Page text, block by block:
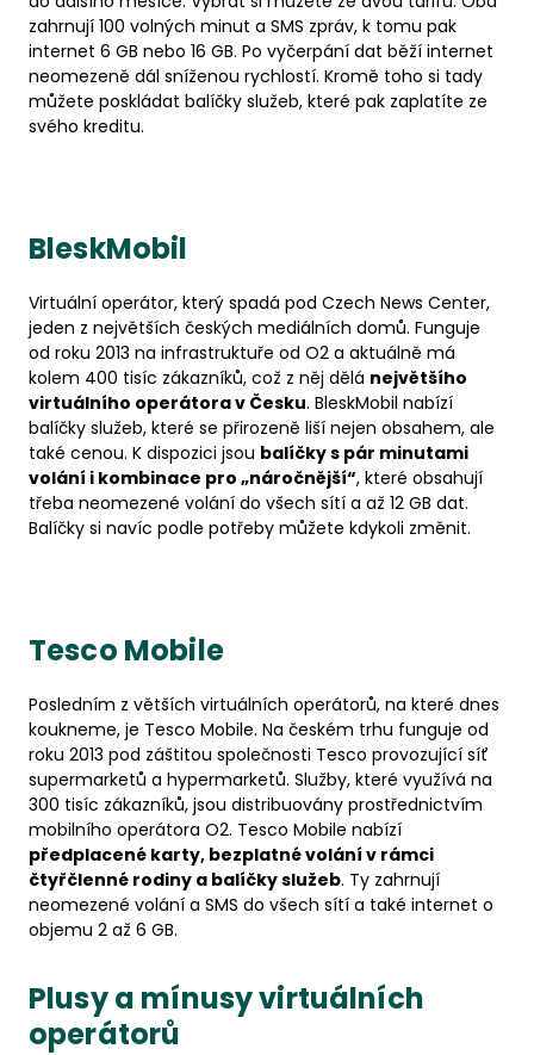
zahrnují 100 volných minut a SMS zpráv, k tomu pak
internet 6 GB nebo 16 GB. Po vyčerpání dat běží internet
neomezeně dál sníženou rychlostí. Kromě toho si tady
můžete poskládat balíčky služeb, které pak zaplatíte ze
svého kreditu.
BleskMobil
Virtuální operátor, který spadá pod Czech News Center,
jeden z největších českých mediálních domů. Funguje
od roku 2013 na infrastruktuře od O2 a aktuálně má
kolem 400 tisíc zákazníků, což z něj dělá největšího
virtuálního operátora v Česku. BleskMobil nabízí
balíčky služeb, které se přirozeně liší nejen obsahem, ale
také cenou. K dispozici jsou balíčky s pár minutami
volání i kombinace pro „náročnější“, které obsahují
třeba neomezené volání do všech sítí a až 12 GB dat.
Balíčky si navíc podle potřeby můžete kdykoli změnit.
Tesco Mobile
Posledním z větších virtuálních operátorů, na které dnes
koukneme, je Tesco Mobile. Na českém trhu funguje od
roku 2013 pod záštitou společnosti Tesco provozující síť
supermarketů a hypermarketů. Služby, které využívá na
300 tisíc zákazníků, jsou distribuovány prostřednictvím
mobilního operátora O2. Tesco Mobile nabízí
předplacené karty, bezplatné volání v rámci
čtyřčlenné rodiny a balíčky služeb. Ty zahrnují
neomezené volání a SMS do všech sítí a také internet o
objemu 2 až 6 GB.
Plusy a mínusy virtuálních
operátorů